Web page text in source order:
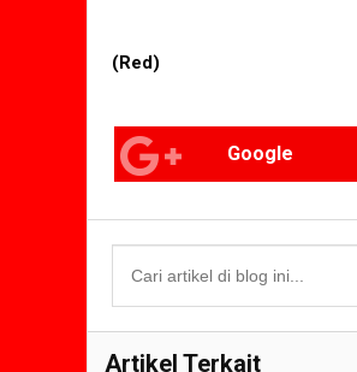
(Red)
Google
Artikel Terkait